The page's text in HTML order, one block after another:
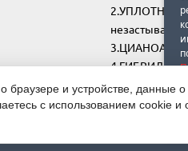
5.АКРИЛОВЫЕ
Ещё...
и устройстве, данные о
с использованием cookie и